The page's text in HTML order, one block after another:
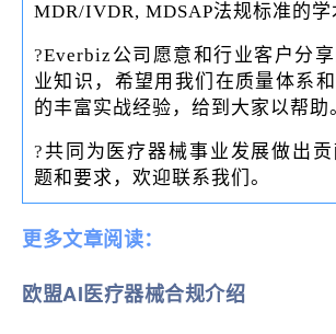
MDR/IVDR, MDSAP法规标准的学
?Everbiz公司愿意和行业客户分
业知识，希望用我们在质量体系
的丰富实战经验，给到大家以帮助
?共同为医疗器械事业发展做出贡
题和要求，欢迎联系我们。
更多文章阅读：
欧盟AI医疗器械合规介绍